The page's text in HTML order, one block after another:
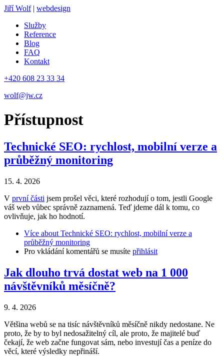
Jiří Wolf | webdesign
Služby
Reference
Blog
FAQ
Kontakt
+420 608 23 33 34
wolf@jw.cz
Přístupnost
Technické SEO: rychlost, mobilní verze a
průběžný monitoring
15. 4. 2026
V první části jsem prošel věci, které rozhodují o tom, jestli Google
váš web vůbec správně zaznamená. Teď jdeme dál k tomu, co
ovlivňuje, jak ho hodnotí.
Více about Technické SEO: rychlost, mobilní verze a
průběžný monitoring
Pro vkládání komentářů se musíte přihlásit
Jak dlouho trvá dostat web na 1 000
návštěvníků měsíčně?
9. 4. 2026
Většina webů se na tisíc návštěvníků měsíčně nikdy nedostane. Ne
proto, že by to byl nedosažitelný cíl, ale proto, že majitelé buď
čekají, že web začne fungovat sám, nebo investují čas a peníze do
věcí, které výsledky nepřináší.